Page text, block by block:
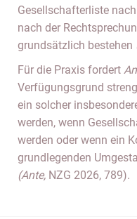
Gesellschafterliste
nach der
grundsätzlich bestehen
Für die Praxis fordert
Verfügungsgrund
ein solcher
werden, wenn
werden oder wenn ein
grundlegenden
(Ante, NZG 2026, 789).